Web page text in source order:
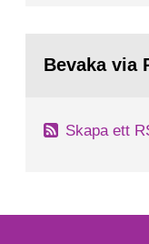
Bevaka via
Skapa ett